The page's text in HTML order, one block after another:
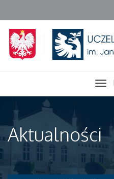
Aktualności